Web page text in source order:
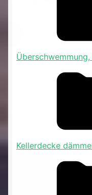
Überschwemmung,
Kellerdecke